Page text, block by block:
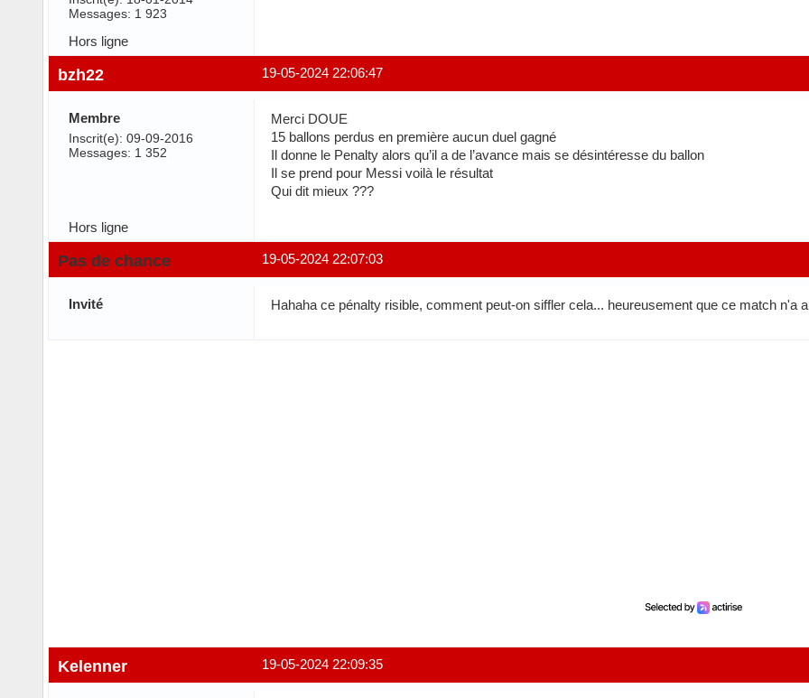
Messages: 1 923
Hors ligne
19-05-2024 22:06:47
bzh22
Membre
Inscrit(e): 09-09-2016
Messages: 1 352
Merci DOUE
15 ballons perdus en première aucun duel gagné
Il donne le Penalty alors qu’il a de l’avance mais se désintéresse du ballon
Il se prend pour Messi voilà le résultat
Qui dit mieux ???
Hors ligne
19-05-2024 22:07:03
Pas de chance
Invité Hahaha ce pénalty risible, comment peut-on siffler cela... heureusement que ce match n'a
19-05-2024 22:09:35
Kelenner